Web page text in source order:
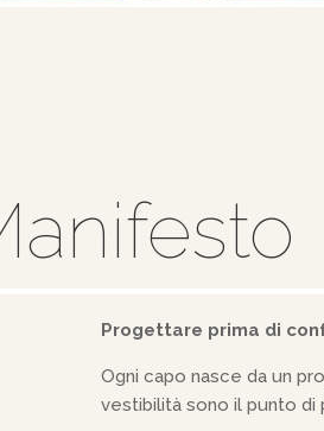
Progettare prima di
Ogni capo nasce da un
vestibilità sono il punto di